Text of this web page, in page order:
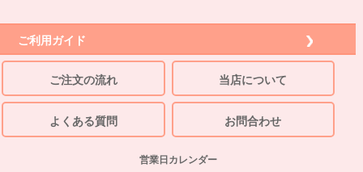
ご利用ガイド
ご注文の流れ 当店について
よくある質問 お問合わせ
営業日カレンダー